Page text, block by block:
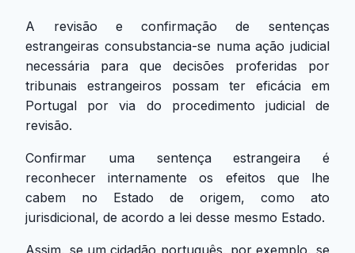
A revisão e confirmação de sentenças
estrangeiras consubstancia-se numa ação judicial
necessária para que decisões proferidas por
tribunais estrangeiros possam ter eficácia em
Portugal por via do procedimento judicial de
revisão.
Confirmar uma sentença estrangeira é
reconhecer internamente os efeitos que lhe
cabem no Estado de origem, como ato
jurisdicional, de acordo a lei desse mesmo Estado.